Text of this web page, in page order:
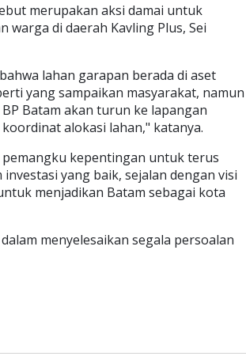
merupakan aksi damai untuk
di daerah Kavling Plus, Sei
lahan garapan berada di aset
yang sampaikan masyarakat, namun
Batam akan turun ke lapangan
alokasi lahan," katanya.
kepentingan untuk terus
yang baik, sejalan dengan visi
menjadikan Batam sebagai kota
menyelesaikan segala persoalan